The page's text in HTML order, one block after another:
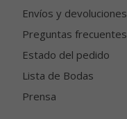
Envíos y devoluciones
Preguntas frecuentes
Estado del pedido
Lista de Bodas
Prensa